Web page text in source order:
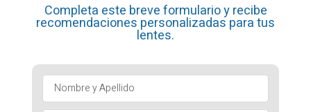
Completa este breve formulario y recibe
recomendaciones personalizadas para tus
lentes.